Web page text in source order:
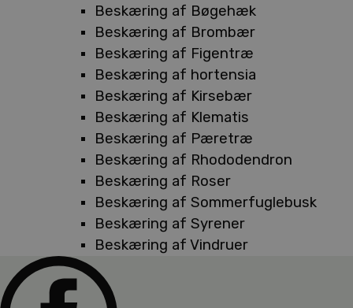
Beskæring af Bøgehæk
Beskæring af Brombær
Beskæring af Figentræ
Beskæring af hortensia
Beskæring af Kirsebær
Beskæring af Klematis
Beskæring af Pæretræ
Beskæring af Rhododendron
Beskæring af Roser
Beskæring af Sommerfuglebusk
Beskæring af Syrener
Beskæring af Vindruer